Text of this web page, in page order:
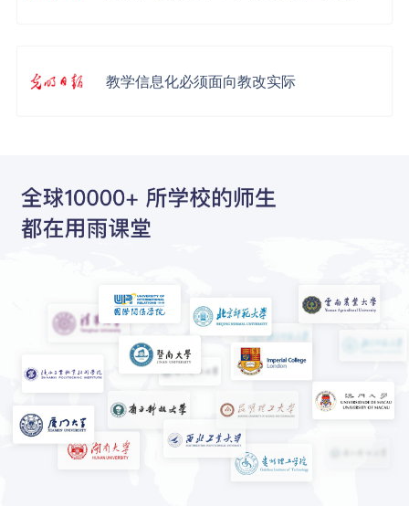
教学信息化必须面向教改实际